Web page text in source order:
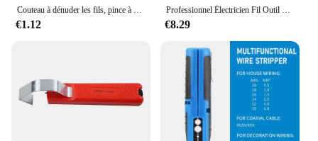
Couteau à dénuder les fils, pince à sertir, outil de sertissage, coupe-fil à dénuder les câbles, multi-outils, ligne de coupe, outils à main multifonctions, 1PC
€1.12
Professionnel Électricien Fil Outil Câble Fil Stripper Cutter Sertisseur Automatique Sertissage Pince À Décaper
€8.29